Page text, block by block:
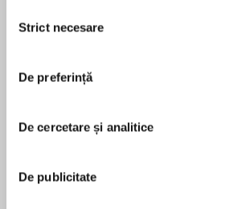
consimțământului
Strict necesare
De preferință
De cercetare și analitice
De publicitate
empowering and triumphant
spooky twists sure to give
expected to be living one.
It all starts with a dark and
the skies clear, everything is
MAI MULT
pentru această carte
Ally Malinenko is a poet, novelist,